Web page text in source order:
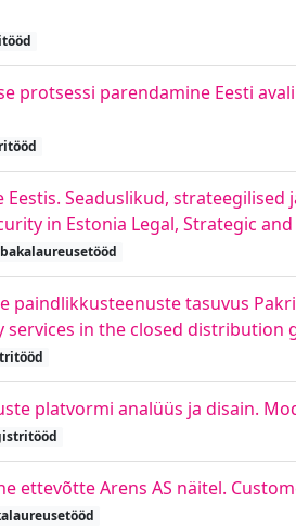
protsessi parendamine Eesti
Seaduslikud,
in Estonia Legal, Strategic
bakalaureusetööd
paindlikkusteenuste tasuvus
in the closed distribution
platvormi analüüs ja disain.
ettevõtte Arens AS näitel.